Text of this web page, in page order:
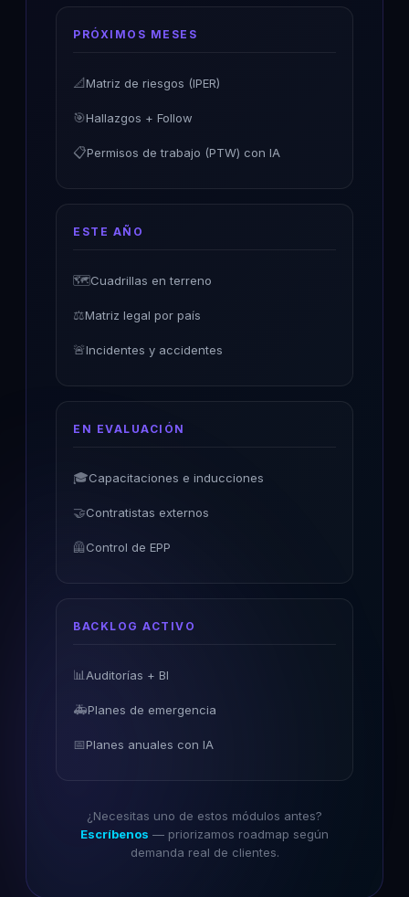
PRÓXIMOS MESES
📐Matriz de riesgos (IPER)
🎯Hallazgos + Follow
📋Permisos de trabajo (PTW) con IA
ESTE AÑO
🗺️Cuadrillas en terreno
⚖️Matriz legal por país
🚨Incidentes y accidentes
EN EVALUACIÓN
🎓Capacitaciones e inducciones
🤝Contratistas externos
🦺Control de EPP
BACKLOG ACTIVO
📊 Auditorías + BI
🚑Planes de emergencia
📅Planes anuales con IA
¿Necesitas uno de estos módulos antes?
Escríbenos — priorizamos roadmap según
demanda real de clientes.